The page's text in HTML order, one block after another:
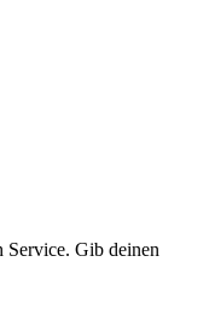
Service. Gib deinen